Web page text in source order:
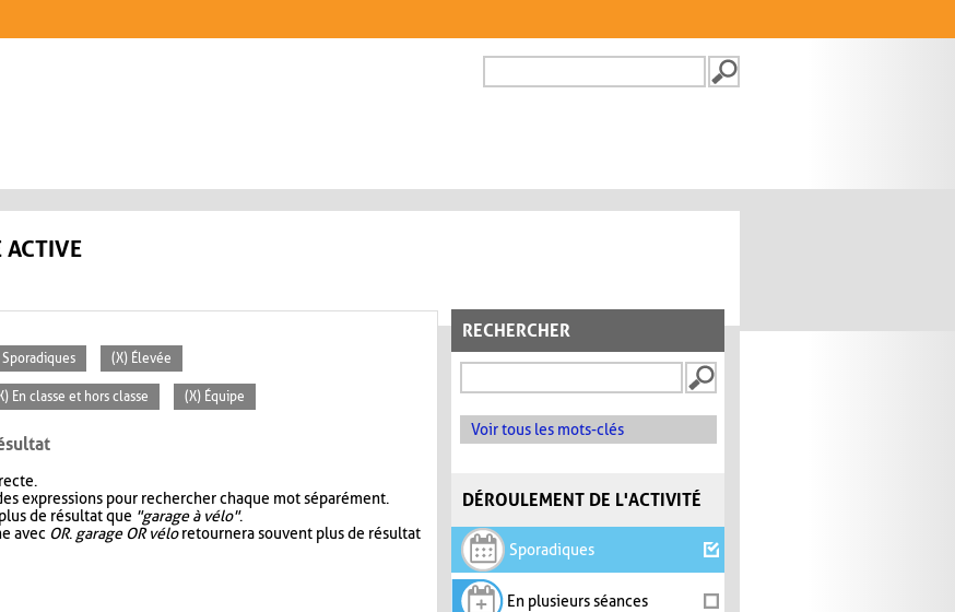
FORMULAIRE DE
ACTIVE
RECHERCHER
Voir tous les mots-clés
DÉROULEMENT DE L'ACTIVITÉ
Sporadiques
En plusieurs séances
Sporadiques (X) Élevée
En classe et hors classe (X) Équipe
expressions pour rechercher chaque mot séparément.
de résultat que "garage à vélo".
avec OR. garage OR véloretournera souvent plus de résultat